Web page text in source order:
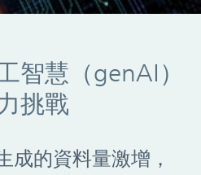
智慧（genAI）
挑戰
成的資料量激增，